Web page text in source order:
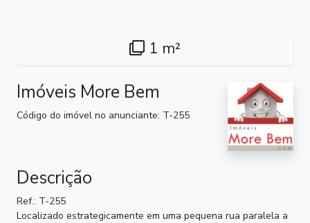
1 m²
Imóveis More Bem
Código do imóvel no anunciante: T-255
Descrição
Ref.: T-255
Localizado estrategicamente em uma pequena rua paralela a